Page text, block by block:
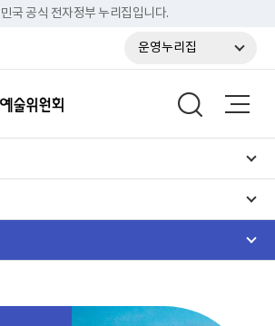
국 공식 전자정부 누리집입니다.
운영누리집